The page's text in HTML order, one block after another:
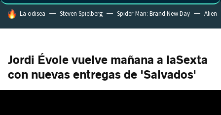
HOY SE HABLA DE
La odisea Steven Spielberg Spider-Man: Brand New Day Alien
Jordi Évole vuelve mañana a laSexta
con nuevas entregas de 'Salvados'